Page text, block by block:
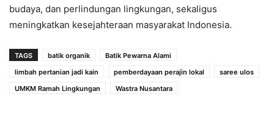
budaya, dan perlindungan lingkungan, sekaligus
meningkatkan kesejahteraan masyarakat Indonesia.
TAGS batik organik
Batik Pewarna Alami
limbah pertanian jadi kain
pemberdayaan perajin lokal
saree ulos
UMKM Ramah Lingkungan
Wastra Nusantara